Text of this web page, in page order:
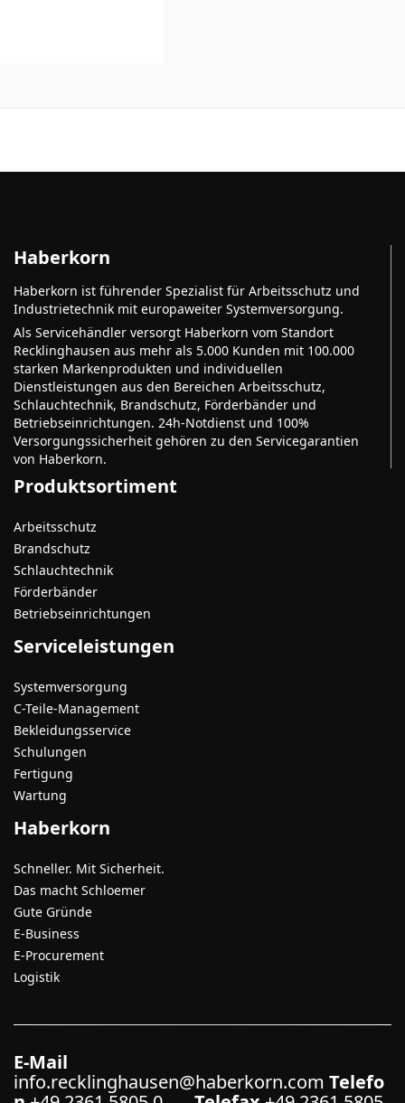
Haberkorn
Haberkorn ist führender Spezialist für Arbeitsschutz und
Industrietechnik mit europaweiter Systemversorgung.
Als Servicehändler versorgt Haberkorn vom Standort
Recklinghausen aus mehr als 5.000 Kunden mit 100.000
starken Markenprodukten und individuellen
Dienstleistungen aus den Bereichen Arbeitsschutz,
Schlauchtechnik, Brandschutz, Förderbänder und
Betriebseinrichtungen. 24h-Notdienst und 100%
Versorgungssicherheit gehören zu den Servicegarantien
von Haberkorn.
Produktsortiment
Arbeitsschutz
Brandschutz
Schlauchtechnik
Förderbänder
Betriebseinrichtungen
Serviceleistungen
Systemversorgung
C-Teile-Management
Bekleidungsservice
Schulungen
Fertigung
Wartung
Haberkorn
Schneller. Mit Sicherheit.
Das macht Schloemer
Gute Gründe
E-Business
E-Procurement
Logistik
E-Mail
info.recklinghausen@haberkorn.com Telefo